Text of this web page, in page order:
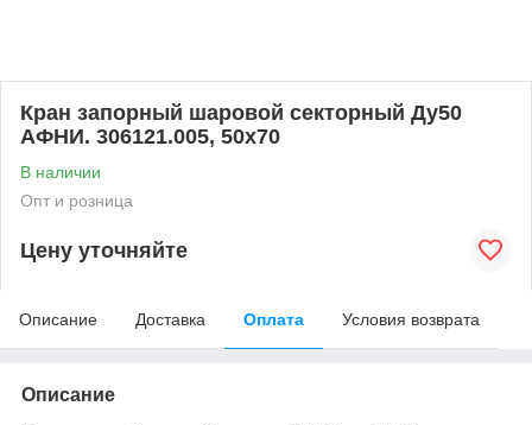
Кран запорный шаровой секторный Ду50
АФНИ. 306121.005, 50х70
В наличии
Опт и розница
Цену уточняйте
Описание Доставка Оплата Условия возврата
Описание